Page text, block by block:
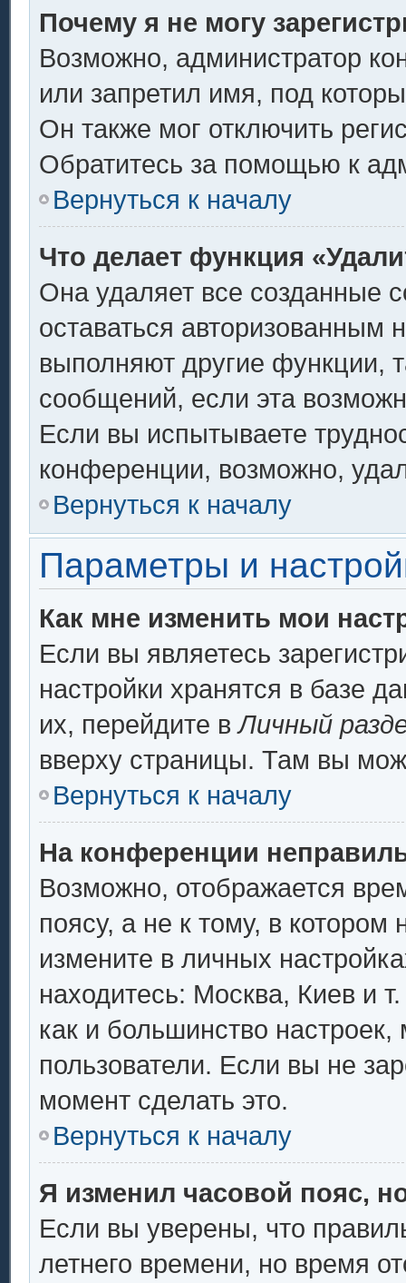
Почему я не могу
Возможно, администратор
или запретил имя, под
Он также мог отключить
Обратитесь за помощью к
Вернуться к началу
Что делает функция
Она удаляет все созданные
оставаться авторизованным
выполняют другие функции,
сообщений, если эта
Если вы испытываете
конференции, возможно,
Вернуться к началу
Параметры и
Как мне изменить мои
Если вы являетесь
настройки хранятся в базе
их, перейдите вЛичный
вверху страницы. Там вы
Вернуться к началу
На конференции
Возможно, отображается
поясу, а не к тому, в
измените в личных
находитесь: Москва, Киев и
как и большинство настроек,
пользователи. Если вы не
момент сделать это.
Вернуться к началу
Я изменил часовой пояс,
Если вы уверены, что
летнего времени, но время